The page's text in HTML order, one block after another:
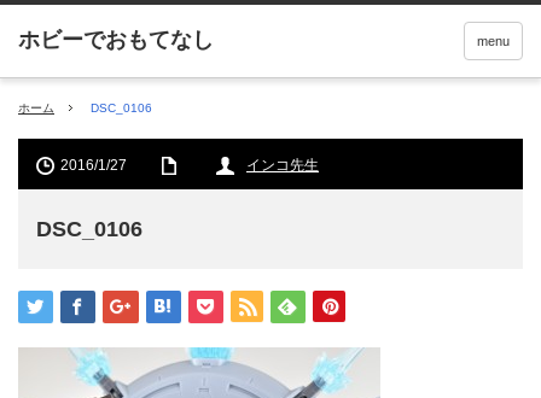
menu
ホーム DSC_0106
2016/1/27 インコ先生
DSC_0106